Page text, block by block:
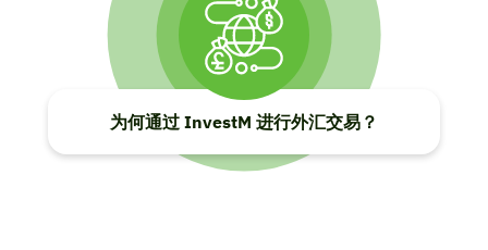
为何通过 InvestM 进行外汇交易？